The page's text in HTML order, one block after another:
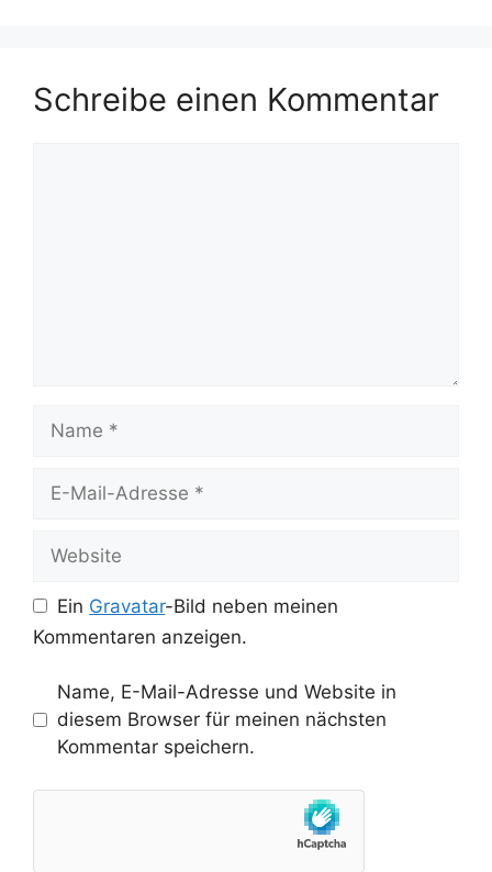
Schreibe einen Kommentar
Mail-
Ein Gravatar-Bild neben meinen
Kommentaren anzeigen.
Name, E-Mail-Adresse und Website in
diesem Browser für meinen nächsten
Kommentar speichern.